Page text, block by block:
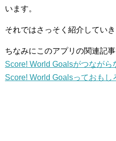
います。
それではさっそく紹介していき
ちなみにこのアプリの関連記事
Score! World Goalsがつながら
Score! World Goalsっておもし